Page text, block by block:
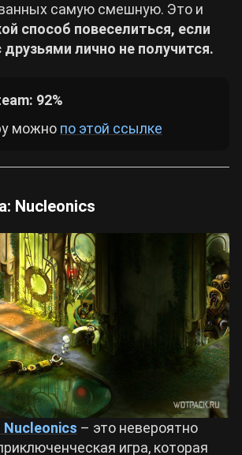
самую смешную. Это и
способ повеселиться, если
друзьями лично не получится.
92%
можно по этой ссылке
Nucleonics
Nucleonics – это невероятно
игра, которая